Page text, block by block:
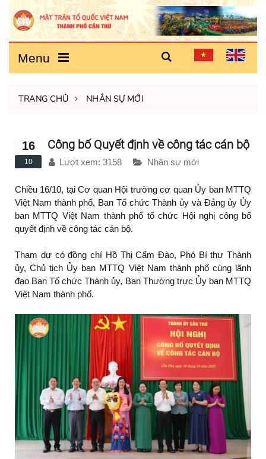
Menu
TRANG CHỦ NHÂN SỰ MỚI
16
10
Công bố Quyết định về công tác cán bộ
Lượt xem: 3158 Nhân sự mới
Chiều 16/10, tại Cơ quan Hội trường cơ quan Ủy ban MTTQ
Việt Nam thành phố, Ban Tổ chức Thành ủy và Đảng ủy Ủy
ban MTTQ Việt Nam thành phố tổ chức Hội nghị công bố
quyết định về công tác cán bộ.
Tham dự có đồng chí Hồ Thị Cẩm Đào, Phó Bí thư Thành
ủy, Chủ tịch Ủy ban MTTQ Việt Nam thành phố cùng lãnh
đạo Ban Tổ chức Thành ủy, Ban Thường trực Ủy ban MTTQ
Việt Nam thành phố.